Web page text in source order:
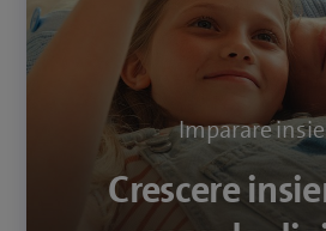
Imparare
Crescere
nostre guide, i video
impegniamo affinché tutti
in modo
Consigli di